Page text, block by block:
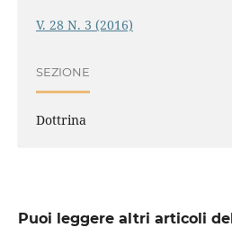
V. 28 N. 3 (2016)
SEZIONE
Dottrina
Puoi leggere altri articoli